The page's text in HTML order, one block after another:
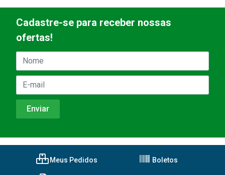
Cadastre-se para receber nossas
ofertas!
Meus Pedidos Boletos